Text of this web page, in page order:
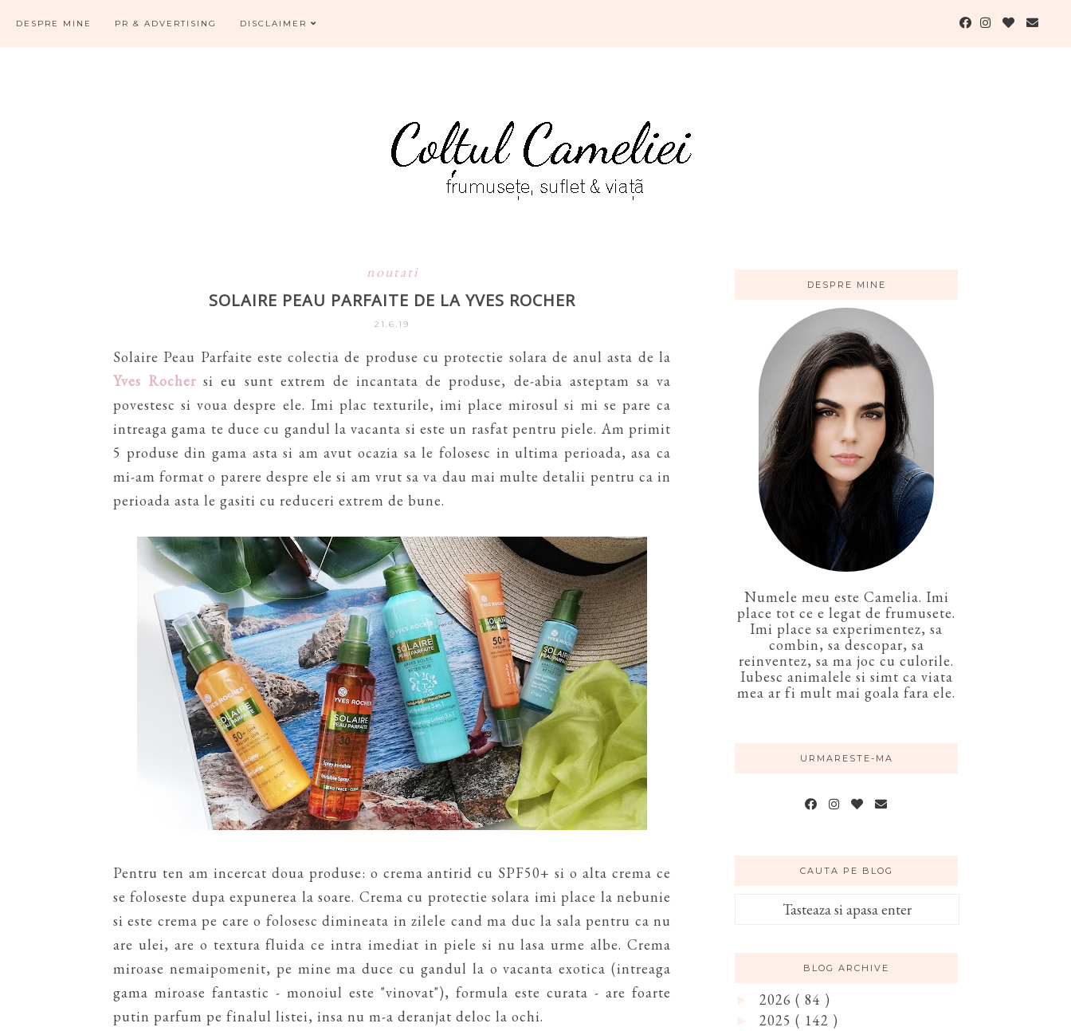
DESPRE MINE PR & ADVERTISING DISCLAIMER
noutati
SOLAIRE PEAU PARFAITE DE LA YVES ROCHER
21.6.19
Solaire Peau Parfaite este colectia de produse cu protectie solara de anul asta de la
Yves Rocher si eu sunt extrem de incantata de produse, de-abia asteptam sa va
povestesc si voua despre ele. Imi plac texturile, imi place mirosul si mi se pare ca
intreaga gama te duce cu gandul la vacanta si este un rasfat pentru piele. Am primit
5 produse din gama asta si am avut ocazia sa le folosesc in ultima perioada, asa ca
mi-am format o parere despre ele si am vrut sa va dau mai multe detalii pentru ca in
perioada asta le gasiti cu reduceri extrem de bune.
Pentru ten am incercat doua produse: o crema antirid cu SPF50+ si o alta crema ce
se foloseste dupa expunerea la soare. Crema cu protectie solara imi place la nebunie
si este crema pe care o folosesc dimineata in zilele cand ma duc la sala pentru ca nu
are ulei, are o textura fluida ce intra imediat in piele si nu lasa urme albe. Crema
miroase nemaipomenit, pe mine ma duce cu gandul la o vacanta exotica (intreaga
gama miroase fantastic - monoiul este "vinovat"), formula este curata - are foarte
putin parfum pe finalul listei, insa nu m-a deranjat deloc la ochi.
DESPRE MINE
Numele meu este Camelia. Imi
place tot ce e legat de frumusete.
Imi place sa experimentez, sa
combin, sa descopar, sa
reinventez, sa ma joc cu culorile.
Iubesc animalele si simt ca viata
mea ar fi mult mai goala fara ele.
URMARESTE-MA
CAUTA PE BLOG
BLOG ARCHIVE
2026 ( 84 )
2025 ( 142 )